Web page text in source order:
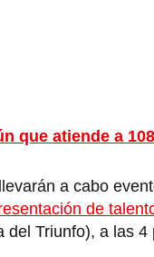
que atiende a
a cabo
de
del Triunfo), a las 4